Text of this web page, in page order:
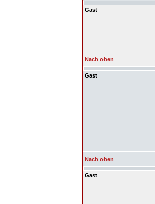
Gast
Nach oben
Gast
Nach oben
Gast